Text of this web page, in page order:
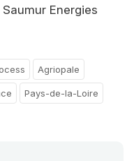
Energies
Agriopale
Pays-de-la-Loire